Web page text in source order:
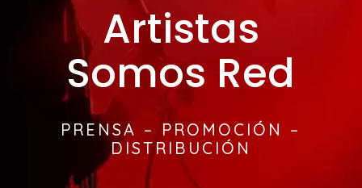
Artistas
Somos Red
PRENSA – PROMOCIÓN –
DISTRIBUCIÓN